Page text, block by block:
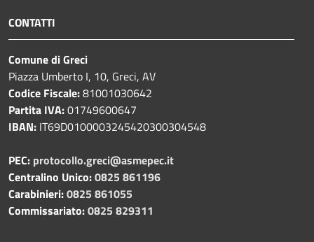
CONTATTI
Comune di Greci
Piazza Umberto I, 10, Greci, AV
Codice Fiscale:81001030642
Partita IVA:01749600647
IBAN: IT69D0100003245420300304548
PEC: protocollo.greci@asmepec.it
Centralino Unico:0825 861196
Carabinieri:0825 861055
Commissariato:0825 829311